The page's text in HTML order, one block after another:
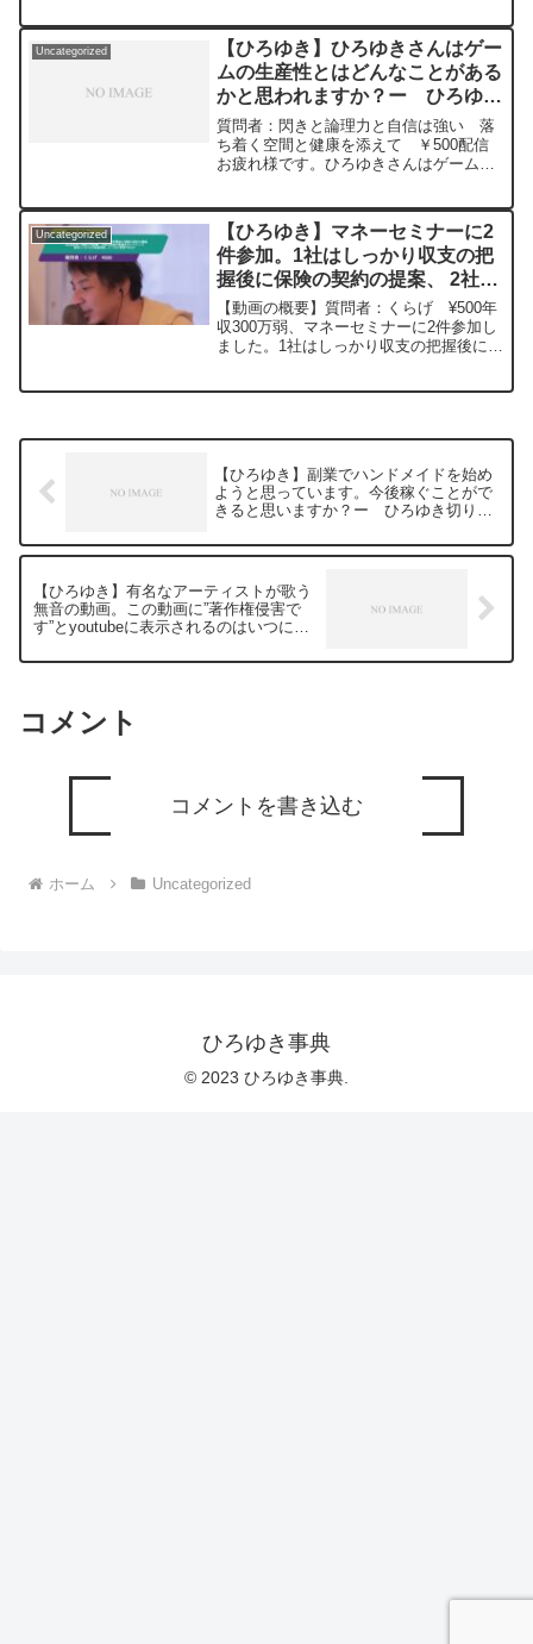
だけ、多くの質問を今後も編集し、アッ
プロードしていきますので、使いやすい
と感じて頂けたら、いいね！やチャンネ
ル登録をよろしくお願いします。
得するアルバイト(業務委託)をかなりの
数でみるのです...
Uncategorized
【ひろゆき】ひろゆきさんはゲー
ムの生産性とはどんなことがある
かと思われますか？ー ひろゆき
切り抜き 20240404
質問者：閃きと論理力と自信は強い 落
ち着く空間と健康を添えて ￥500配信
お疲れ様です。ひろゆきさんはゲームの
思想を知ってもらうことに関して生産性
があると思いました。元...
Uncategorized
【ひろゆき】マネーセミナーに2
件参加。1社はしっかり収支の把
握後に保険の契約の提案、 2社目
は軽く資産の把握後、資産の勉強
をオンラインで説明してからの資
産相談。どっちが信頼できる?
【動画の概要】質問者：くらげ ¥500年
収300万弱、マネーセミナーに2件参加し
ました。1社はしっかり収支の把握後に保
【ひろゆき】副業でハンドメイドを始め
ようと思っています。今後稼ぐことがで
きると思いますか？ー ひろゆき切り抜
【ひろゆき】有名なアーティストが歌う
無音の動画。この動画に”著作権侵害で
す”とyoutubeに表示されるのはいつにな
20240228
コメント
コメントを書き込む
ホーム Uncategorized
ひろゆき事典
© 2023 ひろゆき事典.